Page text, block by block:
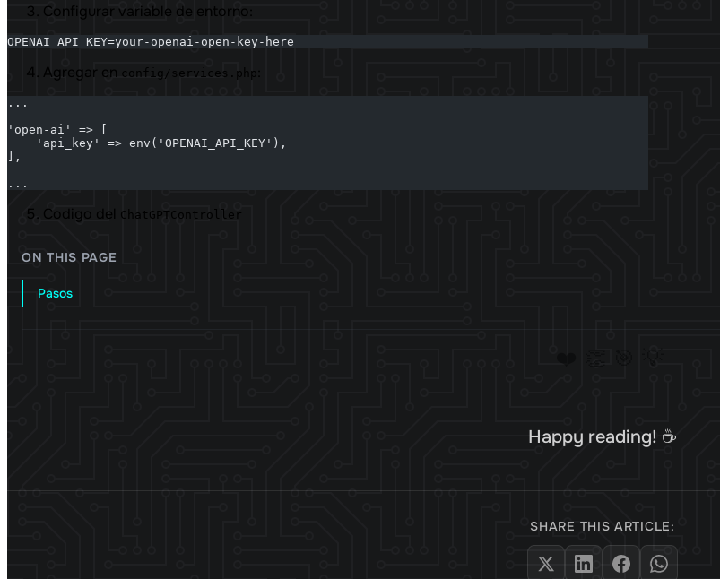
Configurar variable de entorno:
OPENAI_API_KEY=your-openai-open-key-here
Agregar en config/services.php
...
'open-ai' => [
    'api_key' => env('OPENAI_API_KEY'),
],
...
Codigo del ChatGPTController
ON THIS PAGE
Pasos
Happy reading! ☕
SHARE THIS ARTICLE: